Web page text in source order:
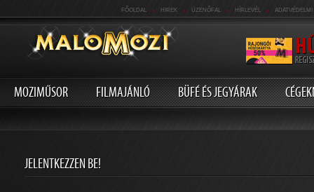
FŐOLDAL . HIREK . ÜZENŐFAL . HÍRLEVÉL . ADATVÉDELMI
MOZIMŰSOR FILMAJÁNLÓ BÜFÉ ÉS JEGYÁRAK
JELENTKEZZEN BE!